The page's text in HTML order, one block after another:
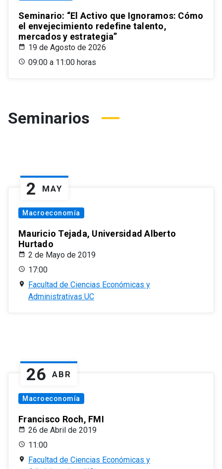
Seminario: “El Activo que Ignoramos: Cómo
el envejecimiento redefine talento,
mercados y estrategia”
19 de Agosto de 2026
09:00 a 11:00 horas
Seminarios
2 MAY
Macroeconomía
Mauricio Tejada, Universidad Alberto
Hurtado
2 de Mayo de 2019
17:00
Facultad de Ciencias Económicas y
Administrativas UC
26 ABR
Macroeconomía
Francisco Roch, FMI
26 de Abril de 2019
11:00
Facultad de Ciencias Económicas y